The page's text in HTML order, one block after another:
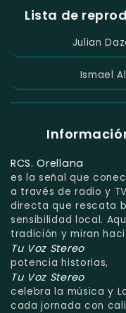
Lista de
Julian
Ismael
RCS. Orellana
es la señal que
a través de radio y
directa que rescata
sensibilidad local.
tradición y miran
Tu Voz Stereo
potencia historias,
Tu Voz Stereo
celebra la música y
cada jornada con